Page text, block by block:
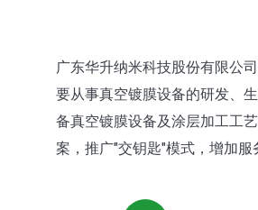
广东华升纳米科技股份有限公
要从事真空镀膜设备的研发、
备真空镀膜设备及涂层加工工
案，推广"交钥匙"模式，增加